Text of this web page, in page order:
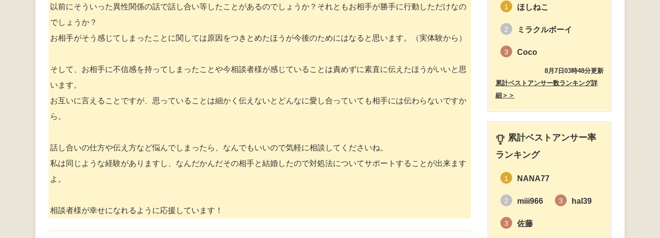
以前にそういった異性関係の話で話し合い等したことがあるのでしょうか？それともお相手が勝手に行動しただけなの
でしょうか？
お相手がそう感じてしまったことに関しては原因をつきとめたほうが今後のためにはなると思います。（実体験から）
そして、お相手に不信感を持ってしまったことや今相談者様が感じていることは責めずに素直に伝えたほうがいいと思
います。
お互いに言えることですが、思っていることは細かく伝えないとどんなに愛し合っていても相手には伝わらないですか
ら。
話し合いの仕方や伝え方など悩んでしまったら、なんでもいいので気軽に相談してくださいね。
私は同じような経験がありますし、なんだかんだその相手と結婚したので対処法についてサポートすることが出来ます
よ。
相談者様が幸せになれるように応援しています！
1 ほしねこ
2 ミラクルボーイ
3 Coco
8月7日03時48分更新
累計ベストアンサー数ランキング詳
細＞＞
累計ベストアンサー率
ランキング
1 NANA77
2 miii966 3 hal39
3 佐藤